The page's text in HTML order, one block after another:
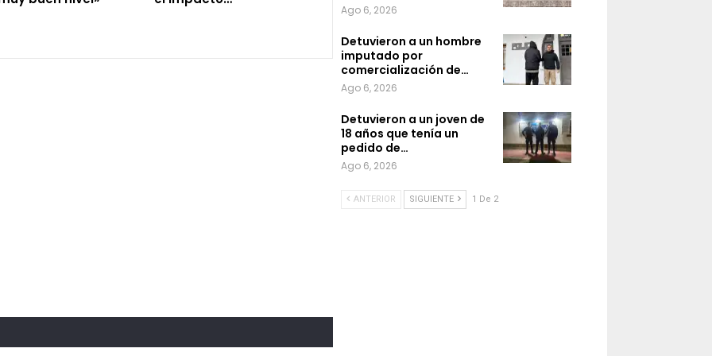
Ago 6, 2026
Detuvieron a un hombre
imputado por
comercialización de…
Ago 6, 2026
Detuvieron a un joven de
18 años que tenía un
pedido de…
Ago 6, 2026
ANTERIOR SIGUIENTE 1 De 2